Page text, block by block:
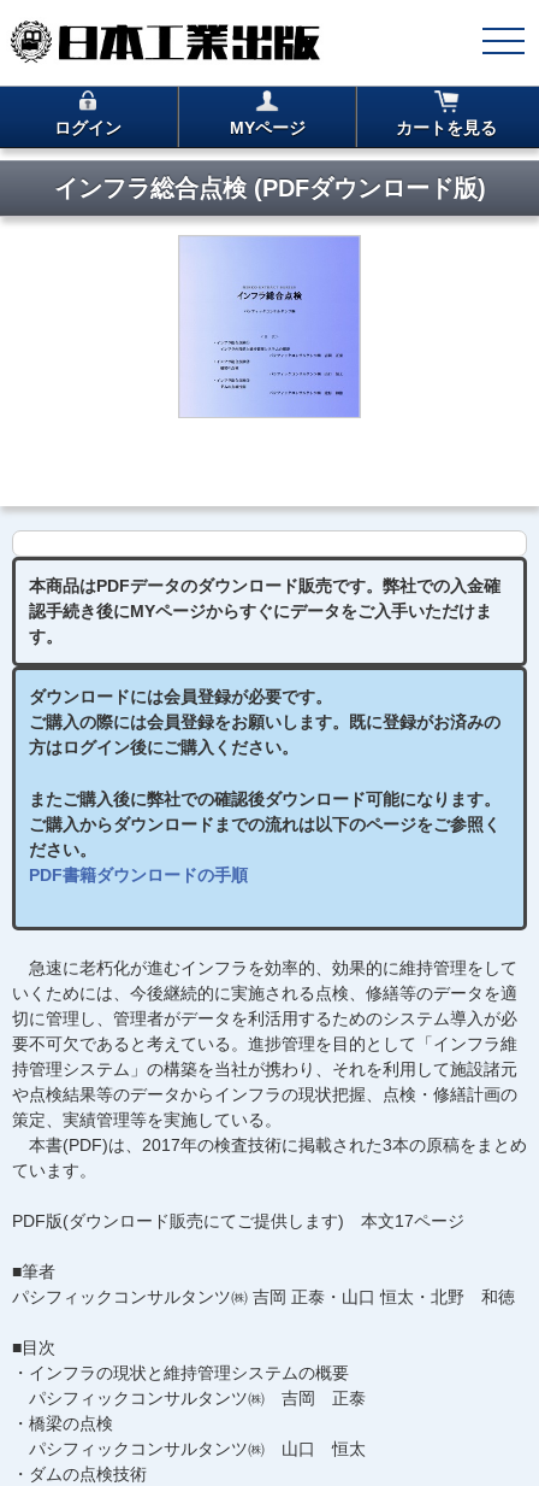
ログイン MYページ カートを見る
インフラ総合点検 (PDFダウンロード版)
本商品はPDFデータのダウンロード販売です。弊社での入金確
認手続き後にMYページからすぐにデータをご入手いただけま
す。
ダウンロードには会員登録が必要です。
ご購入の際には会員登録をお願いします。既に登録がお済みの
方はログイン後にご購入ください。
またご購入後に弊社での確認後ダウンロード可能になります。
ご購入からダウンロードまでの流れは以下のページをご参照く
ださい。
PDF書籍ダウンロードの手順
急速に老朽化が進むインフラを効率的、効果的に維持管理をして
いくためには、今後継続的に実施される点検、修繕等のデータを適
切に管理し、管理者がデータを利活用するためのシステム導入が必
要不可欠であると考えている。進捗管理を目的として「インフラ維
持管理システム」の構築を当社が携わり、それを利用して施設諸元
や点検結果等のデータからインフラの現状把握、点検・修繕計画の
策定、実績管理等を実施している。
本書(PDF)は、2017年の検査技術に掲載された3本の原稿をまとめ
ています。
PDF版(ダウンロード販売にてご提供します) 本文17ページ
■筆者
パシフィックコンサルタンツ㈱ 吉岡 正泰・山口 恒太・北野 和徳
■目次
・インフラの現状と維持管理システムの概要
パシフィックコンサルタンツ㈱ 吉岡 正泰
・橋梁の点検
パシフィックコンサルタンツ㈱ 山口 恒太
・ダムの点検技術